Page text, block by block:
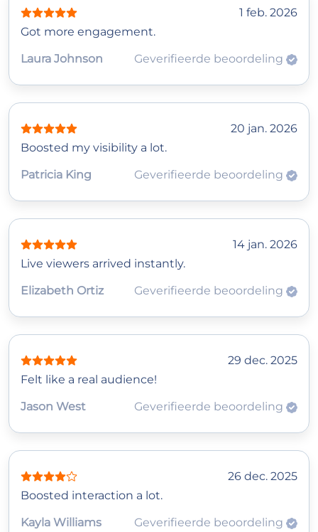
1 feb. 2026
Got more engagement.
Laura Johnson
Geverifieerde beoordeling
20 jan. 2026
Boosted my visibility a lot.
Patricia King
Geverifieerde beoordeling
14 jan. 2026
Live viewers arrived instantly.
Elizabeth Ortiz
Geverifieerde beoordeling
29 dec. 2025
Felt like a real audience!
Jason West
Geverifieerde beoordeling
26 dec. 2025
Boosted interaction a lot.
Kayla Williams
Geverifieerde beoordeling